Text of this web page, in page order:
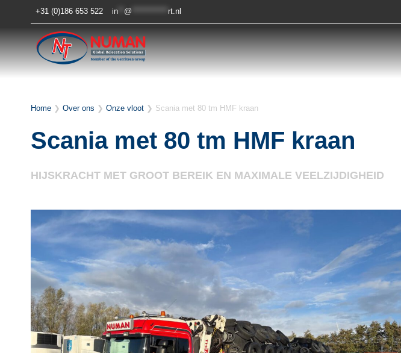
inhoud
+31 (0)186 653 522 in @ ************rt.nl
Home ❯ Over ons ❯ Onze vloot ❯ Scania met 80 tm HMF kraan
Scania met 80 tm HMF kraan
HIJSKRACHT MET GROOT BEREIK EN MAXIMALE VEELZIJDIGHEID